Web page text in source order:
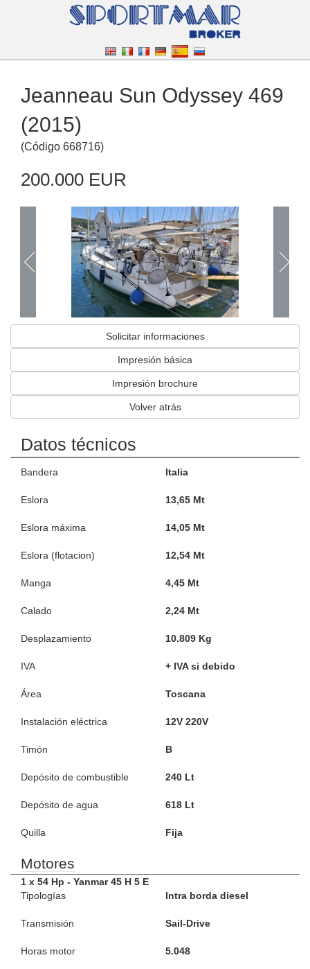
Jeanneau Sun Odyssey 469
(2015)
(Código 668716)
200.000 EUR
Solicitar informaciones
Impresión básica
Impresión brochure
Volver atrás
Datos técnicos
Bandera Italia
Eslora 13,65 Mt
Eslora máxima 14,05 Mt
Eslora (flotacion) 12,54 Mt
Manga 4,45 Mt
Calado 2,24 Mt
Desplazamiento 10.809 Kg
IVA + IVA si debido
Área Toscana
Instalación eléctrica 12V 220V
Timón B
Depósito de combustible 240 Lt
Depósito de agua 618 Lt
Quilla Fija
Motores
1 x 54 Hp - Yanmar 45 H 5 E
Tipologías
Intra borda diesel
Transmisión Sail-Drive
Horas motor 5.048